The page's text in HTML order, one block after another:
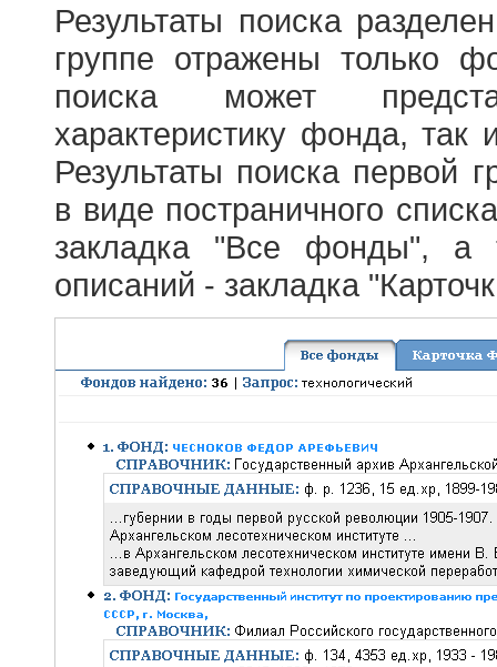
Результаты поиска
группе отражены только
поиска может
характеристику фонда,
Результаты поиска первой
в виде постраничного
закладка "Все фонды", а
описаний - закладка